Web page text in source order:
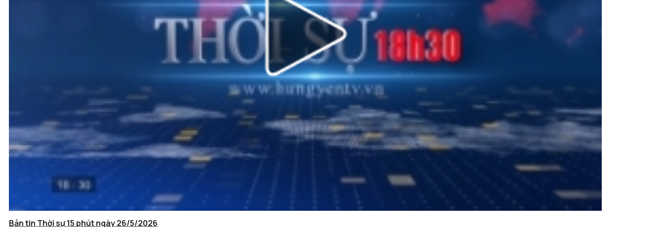
Bản tin Thời sự 15 phút ngày 26/5/2026